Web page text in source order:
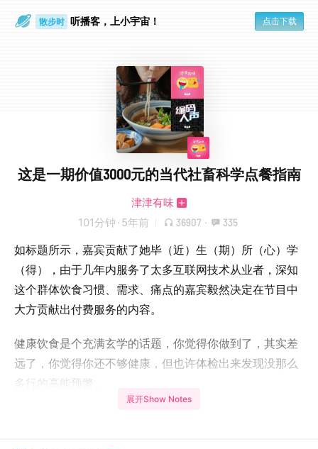
通勤路上 听播客，上小宇宙！ 点击下载
这是一期价值3000元的当代社畜科学点餐指南
津津有味
101分钟 · 5年前 36907 · 335
如标题所示，嘉宾贡献了她毕（近）生（期）所（心）学
（得），由于几年内服务了太多互联网技术从业者，深知
这个群体饮食习惯、需求、痛点的嘉宾毅然决定在节目中
大方贡献出付费服务的内容。
健康饮食是个充满玄学的话题，你觉得你做到了，其实差
远了，你觉得你还不够健康，但也许体检出来发现没那么
多行的高能预警。
展开Show Notes